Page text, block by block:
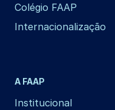
Colégio FAAP
Internacionalização
A FAAP
Institucional